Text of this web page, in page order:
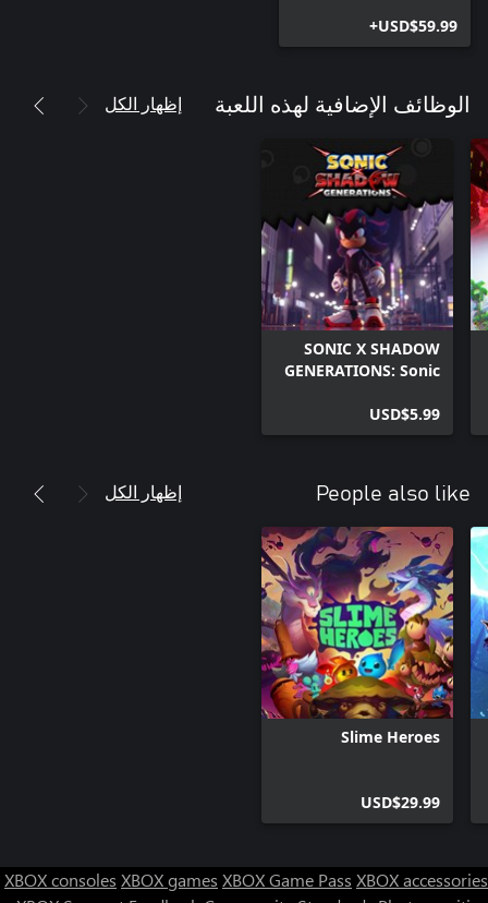
USD$59.99+
الوظائف الإضافية لهذه اللعبة إظهار الكل
SONIC X SHADOW
GENERATIONS: Sonic
Movie Pack
USD$5.99
People also like إظهار الكل
Slime Heroes
USD$29.99
XBOX consoles XBOX games XBOX Game Pass XBOX accessories